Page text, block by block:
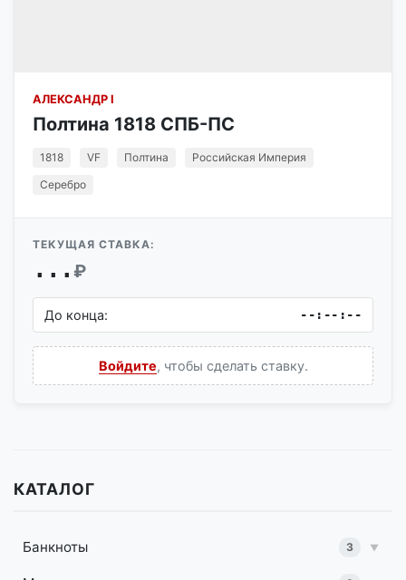
АЛЕКСАНДР I
Полтина 1818 СПБ-ПС
1818 VF Полтина
Российская Империя
Серебро
ТЕКУЩАЯ СТАВКА:
... ₽
До конца: --:--:--
Войдите, чтобы сделать ставку.
КАТАЛОГ
Банкноты 3 ▼